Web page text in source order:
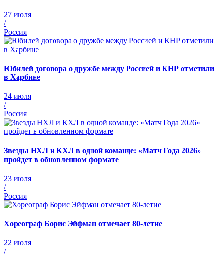
27 июля
/
Россия
Юбилей договора о дружбе между Россией и КНР отметили
в Харбине
24 июля
/
Россия
Звезды НХЛ и КХЛ в одной команде: «Матч Года 2026»
пройдет в обновленном формате
23 июля
/
Россия
Хореограф Борис Эйфман отмечает 80-летие
22 июля
/